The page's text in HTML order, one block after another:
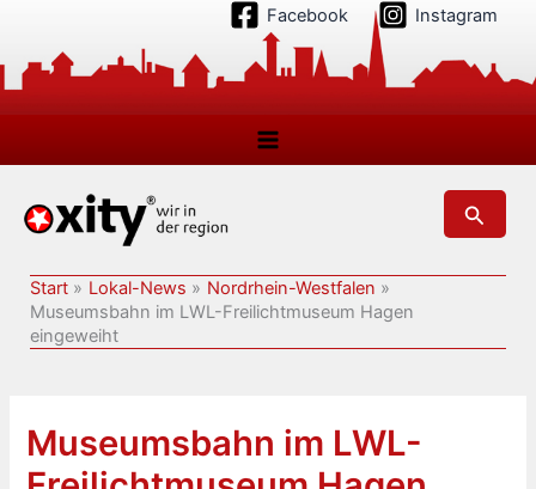
springen
Facebook Instagram
Suchen
Start Lokal-News
Nordrhein-Westfalen
Museumsbahn im LWL-Freilichtmuseum Hagen
eingeweiht
Museumsbahn im LWL-